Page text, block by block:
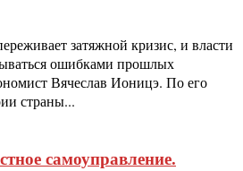
затяжной кризис, и власти
ошибками прошлых
Вячеслав Ионицэ. По его
страны...
самоуправление.